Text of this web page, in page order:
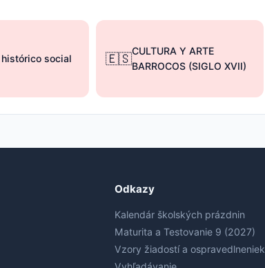
social 🇪🇸CULTURA Y ARTE
BARROCOS (SIGLO XVII)
Odkazy
Kalendár školských prázdnin
Maturita a Testovanie 9 (2027)
Vzory žiadostí a ospravedlneniek